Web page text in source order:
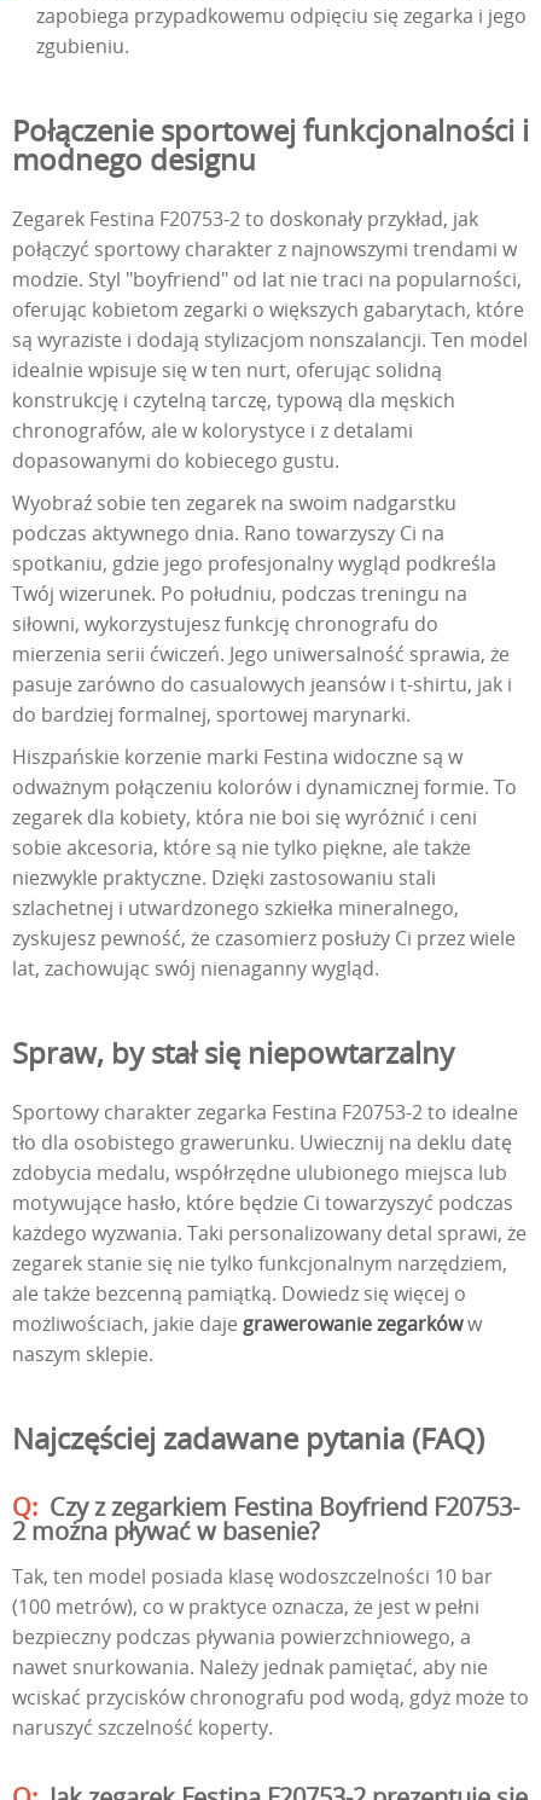
zapobiega przypadkowemu odpięciu się zegarka i jego
zgubieniu.
Połączenie sportowej funkcjonalności i
modnego designu
Zegarek Festina F20753-2 to doskonały przykład, jak
połączyć sportowy charakter z najnowszymi trendami w
modzie. Styl "boyfriend" od lat nie traci na popularności,
oferując kobietom zegarki o większych gabarytach, które
są wyraziste i dodają stylizacjom nonszalancji. Ten model
idealnie wpisuje się w ten nurt, oferując solidną
konstrukcję i czytelną tarczę, typową dla męskich
chronografów, ale w kolorystyce i z detalami
dopasowanymi do kobiecego gustu.
Wyobraź sobie ten zegarek na swoim nadgarstku
podczas aktywnego dnia. Rano towarzyszy Ci na
spotkaniu, gdzie jego profesjonalny wygląd podkreśla
Twój wizerunek. Po południu, podczas treningu na
siłowni, wykorzystujesz funkcję chronografu do
mierzenia serii ćwiczeń. Jego uniwersalność sprawia, że
pasuje zarówno do casualowych jeansów i t-shirtu, jak i
do bardziej formalnej, sportowej marynarki.
Hiszpańskie korzenie marki Festina widoczne są w
odważnym połączeniu kolorów i dynamicznej formie. To
zegarek dla kobiety, która nie boi się wyróżnić i ceni
sobie akcesoria, które są nie tylko piękne, ale także
niezwykle praktyczne. Dzięki zastosowaniu stali
szlachetnej i utwardzonego szkiełka mineralnego,
zyskujesz pewność, że czasomierz posłuży Ci przez wiele
lat, zachowując swój nienaganny wygląd.
Spraw, by stał się niepowtarzalny
Sportowy charakter zegarka Festina F20753-2 to idealne
tło dla osobistego grawerunku. Uwiecznij na deklu datę
zdobycia medalu, współrzędne ulubionego miejsca lub
motywujące hasło, które będzie Ci towarzyszyć podczas
każdego wyzwania. Taki personalizowany detal sprawi, że
zegarek stanie się nie tylko funkcjonalnym narzędziem,
ale także bezcenną pamiątką. Dowiedz się więcej o
możliwościach, jakie daje grawerowanie zegarkóww
naszym sklepie.
Najczęściej zadawane pytania (FAQ)
Czy z zegarkiem Festina Boyfriend F20753-
2 można pływać w basenie?
Tak, ten model posiada klasę wodoszczelności 10 bar
(100 metrów), co w praktyce oznacza, że jest w pełni
bezpieczny podczas pływania powierzchniowego, a
nawet snurkowania. Należy jednak pamiętać, aby nie
wciskać przycisków chronografu pod wodą, gdyż może to
naruszyć szczelność koperty.